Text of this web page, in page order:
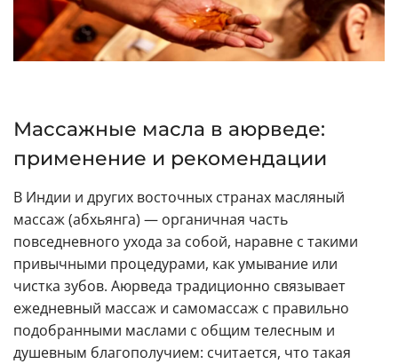
Массажные масла в аюрведе:
применение и рекомендации
В Индии и других восточных странах масляный
массаж (абхьянга) — органичная часть
повседневного ухода за собой, наравне с такими
привычными процедурами, как умывание или
чистка зубов. Аюрведа традиционно связывает
ежедневный массаж и самомассаж с правильно
подобранными маслами с общим телесным и
душевным благополучием: считается, что такая